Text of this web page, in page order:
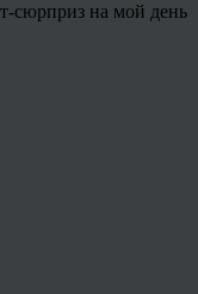
сюрприз на мой день